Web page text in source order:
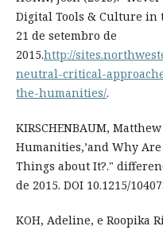
Digital Tools & Culture in
21 de setembro de
2015.http://
neutral-critical-
the-humanities/.
KIRSCHENBAUM,
Humanities,’and Why
Things about It?."
de 2015. DOI 10.1215/
KOH, Adeline, e Roopika